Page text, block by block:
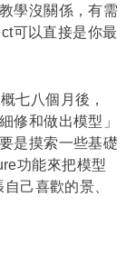
學沒關係，有需
可以直接是你最
七八個月後，
修和做出模型」
是摸索一些基礎
功能來把模型
己喜歡的景、